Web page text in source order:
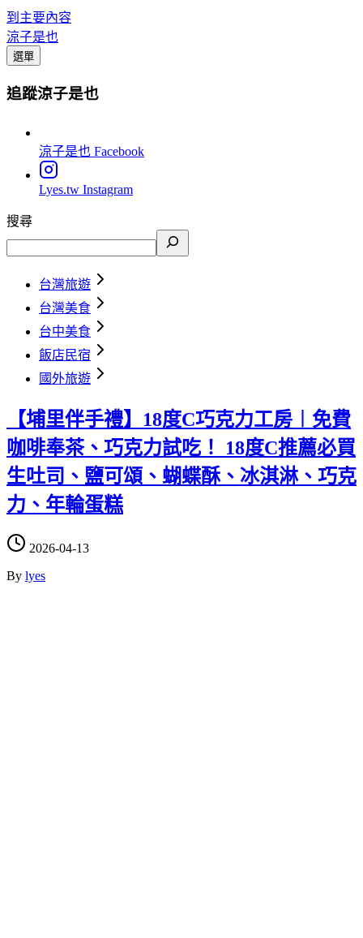
到主要內容
涼子是也
選單
追蹤涼子是也
涼子是也 Facebook
Lyes.tw Instagram
搜尋
台灣旅遊
台灣美食
台中美食
飯店民宿
國外旅遊
【埔里伴手禮】18度C巧克力工房︱免費
咖啡奉茶、巧克力試吃！ 18度C推薦必買
生吐司、鹽可頌、蝴蝶酥、冰淇淋、巧克
力、年輪蛋糕
2026-04-13
By lyes